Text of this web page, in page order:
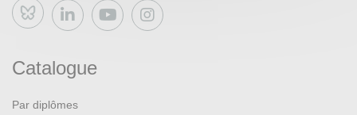
Bluesky
Catalogue
Par diplômes